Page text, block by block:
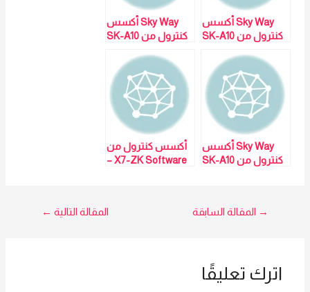
Sky Way أكسس
كنترول من SK-A10
01023629342
Sky Way أكسس
كنترول من SK-A10
01023629342
Sky Way أكسس
كنترول من SK-A10
أكسس كنترول من
X7-ZK Software –
تصفّح
→ المقالة السابقة المقالة التالية ←
اترك تعليقًا